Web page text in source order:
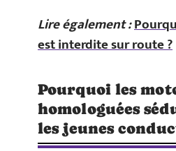
Lire également :
est interdite sur route ?
Pourquoi les
homologuées
les jeunes